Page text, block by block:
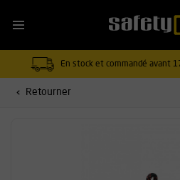
En stock et commandé avant
Retourner